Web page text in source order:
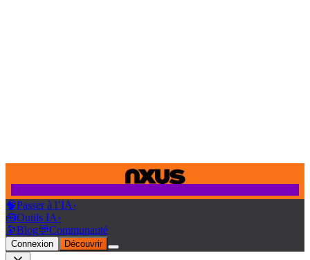
🧠Passer à l’IA›
🧰Outils IA›
🔭Blog💬Communauté
Connexion Découvrir